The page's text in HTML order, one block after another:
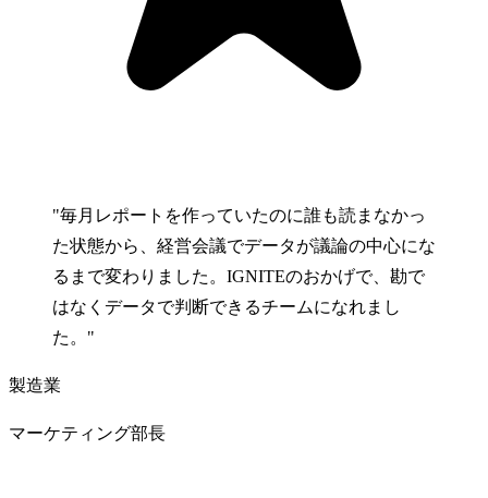
"毎月レポートを作っていたのに誰も読まなかっ
た状態から、経営会議でデータが議論の中心にな
るまで変わりました。IGNITEのおかげで、勘で
はなくデータで判断できるチームになれまし
た。"
製造業
マーケティング部長